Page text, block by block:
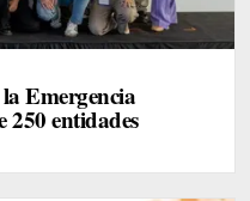
Emergencia
250 entidades